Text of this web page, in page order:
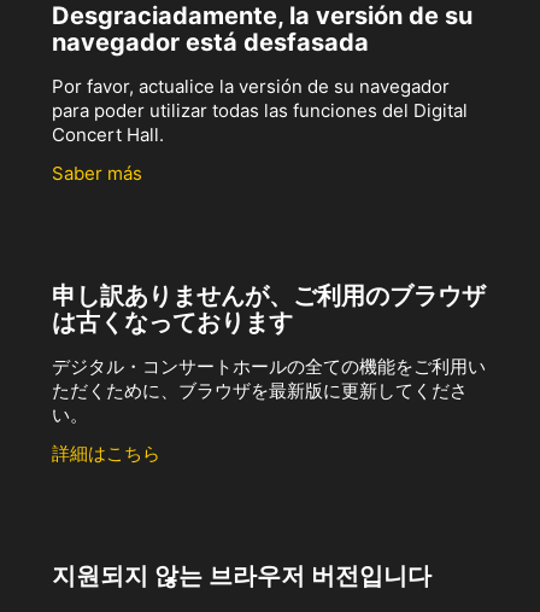
Desgraciadamente, la versión de su
navegador está desfasada
Por favor, actualice la versión de su navegador
para poder utilizar todas las funciones del Digital
Concert Hall.
Saber más
申し訳ありませんが、ご利用のブラウザ
は古くなっております
デジタル・コンサートホールの全ての機能をご利用い
ただくために、ブラウザを最新版に更新してくださ
い。
詳細はこちら
지원되지 않는 브라우저 버전입니다